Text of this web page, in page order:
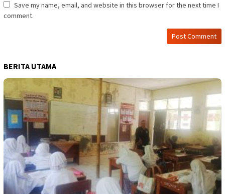
Save my name, email, and website in this browser for the next time I
comment.
BERITA UTAMA